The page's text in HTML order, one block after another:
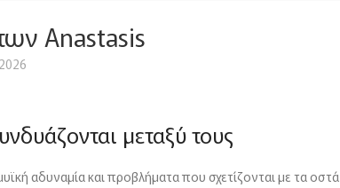
Anastasis
μεταξύ τους
αδυναμία και προβλήματα που σχετίζονται με τα οστά